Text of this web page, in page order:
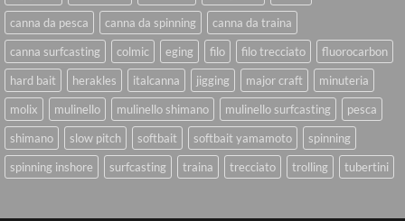
canna da pesca
canna da spinning
canna da traina
canna surfcasting
colmic eging filo filo trecciato
fluorocarbon
hard bait
herakles italcanna jigging major craft
minuteria
molix
mulinello mulinello shimano mulinello surfcasting
pesca
shimano
slow pitch softbait softbait yamamoto
spinning
spinning inshore
surfcasting traina trecciato trolling tubertini